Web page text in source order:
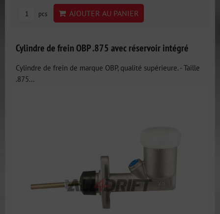
pcs AJOUTER AU PANIER
Cylindre de frein OBP .875 avec réservoir intégré
Cylindre de frein de marque OBP, qualité supérieure. - Taille
.875...